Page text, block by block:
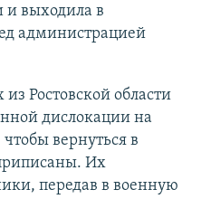
и выходила в
администрацией
Ростовской области
дислокации на
вернуться в
Их
передав в военную